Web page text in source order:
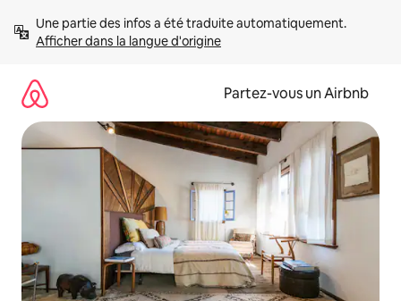
directement
Afficher dans la langue d'origine
Partez-vous un Airbnb